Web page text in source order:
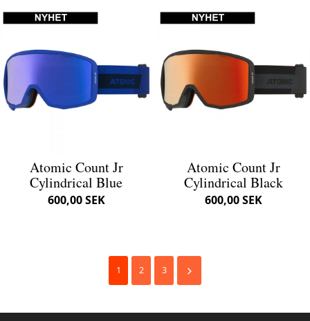
Atomic Count Jr
Cylindrical Blue
600,00 SEK
Atomic Count Jr
Cylindrical Black
600,00 SEK
1 2 3